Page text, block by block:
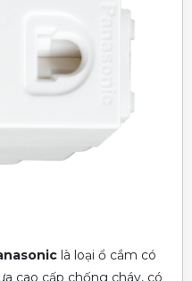
là loại ổ cắm có
cao cấp chống cháy, có